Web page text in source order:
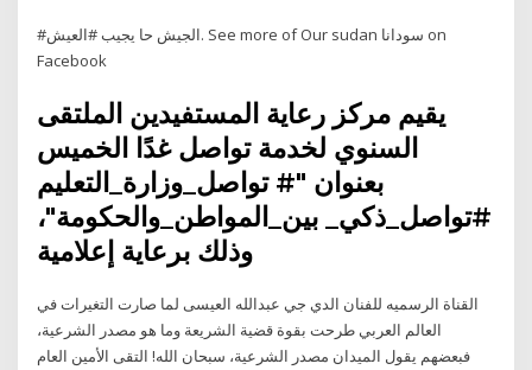
#الجيش حا يجيب #العيش. See more of ‎Our sudan سودانا‎ on
Facebook
يقيم مركز رعاية المستفيدين الملتقى
السنوي لخدمة تواصل غدًا الخميس
بعنوان "# تواصل_وزارة_التعليم
#تواصل_ذكي_ بين_المواطن_والحكومة"،
وذلك برعاية إعلامية
القناة الرسميه للفنان الدي جي عبدالله العيسى لما صارت التغيرات في
العالم العربي طرحت بقوة قضية الشريعة وما هو مصدر الشرعية،
فبعضهم يقول الميدان مصدر الشرعية، سبحان الله! التقى الأمين العام